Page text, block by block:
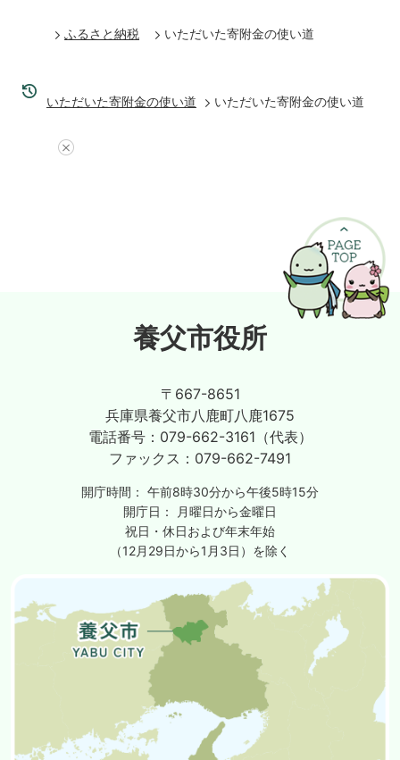
ふるさと納税 いただいた寄附金の使い道
いただいた寄附金の使い道 いただいた寄附金の使い道
養父市役所
〒667-8651
兵庫県養父市八鹿町八鹿1675
電話番号： 079-662-3161（代表）
ファックス： 079-662-7491
開庁時間： 午前8時30分から午後5時15分
開庁日：
月曜日から金曜日
祝日・休日および年末年始
（12月29日から1月3日）を除く